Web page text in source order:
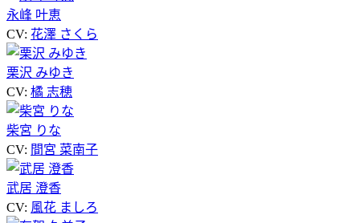
永峰 叶恵
CV: 花澤 さくら
栗沢 みゆき
CV: 橘 志穂
柴宮 りな
CV: 間宮 菜南子
武居 澄香
CV: 風花 ましろ